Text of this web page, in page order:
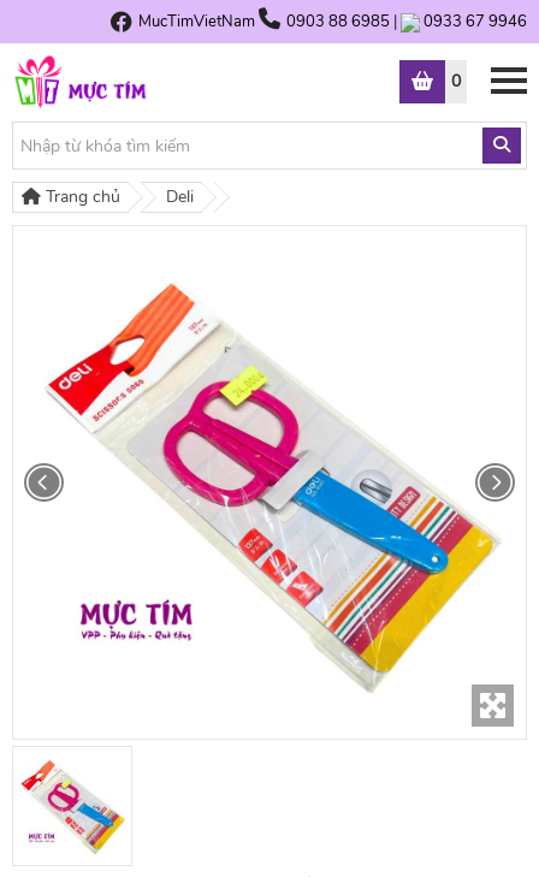
MucTimVietNam 0903 88 6985 | 0933 67 9946
0
Trang chủ Deli